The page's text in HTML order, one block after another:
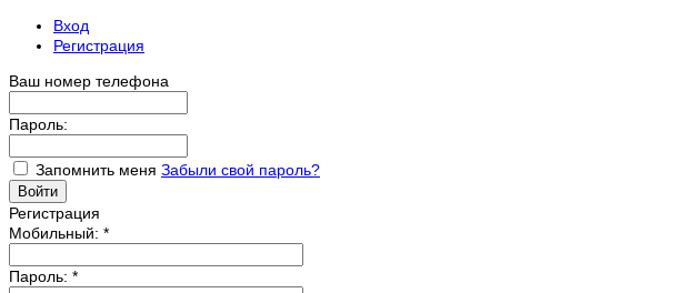
Вход
Регистрация
Ваш номер телефона
Пароль:
Запомнить меня Забыли свой пароль?
Регистрация
Мобильный: *
Пароль: *